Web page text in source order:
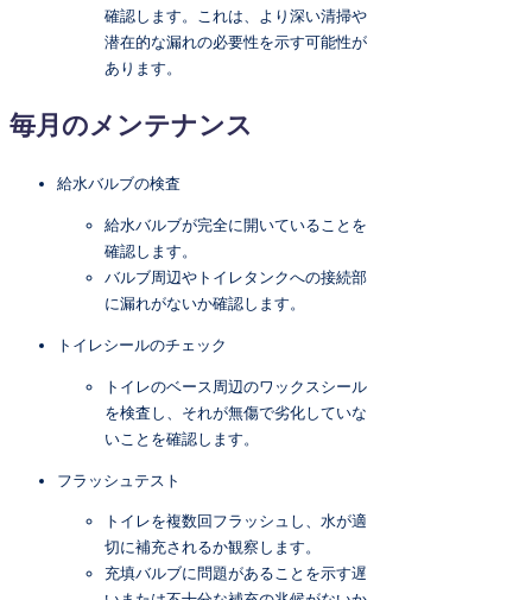
確認します。これは、より深い清掃や
潜在的な漏れの必要性を示す可能性が
あります。
毎月のメンテナンス
給水バルブの検査
給水バルブが完全に開いていることを
確認します。
バルブ周辺やトイレタンクへの接続部
に漏れがないか確認します。
トイレシールのチェック
トイレのベース周辺のワックスシール
を検査し、それが無傷で劣化していな
いことを確認します。
フラッシュテスト
トイレを複数回フラッシュし、水が適
切に補充されるか観察します。
充填バルブに問題があることを示す遅